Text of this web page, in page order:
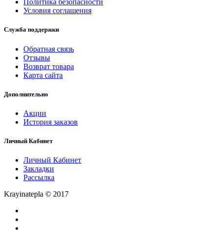
Политика безопасности
Условия соглашения
Служба поддержки
Обратная связь
Отзывы
Возврат товара
Карта сайта
Дополнительно
Акции
История заказов
Личный Кабинет
Личный Кабинет
Закладки
Рассылка
Krayinatepla © 2017